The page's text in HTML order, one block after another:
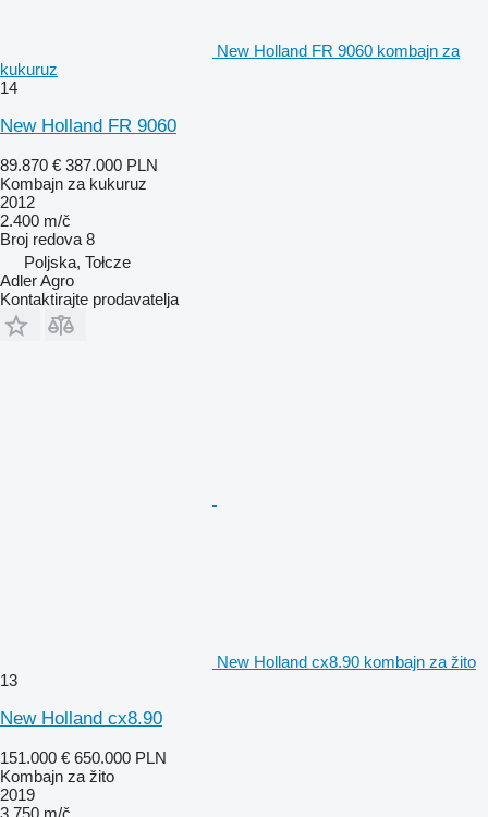
New Holland FR 9060 kombajn za
kukuruz
14
New Holland FR 9060
89.870 € 387.000 PLN
Kombajn za kukuruz
2012
2.400 m/č
Broj redova 8
Poljska, Tołcze
Adler Agro
Kontaktirajte prodavatelja
New Holland cx8.90 kombajn za žito
13
New Holland cx8.90
151.000 € 650.000 PLN
Kombajn za žito
2019
3.750 m/č